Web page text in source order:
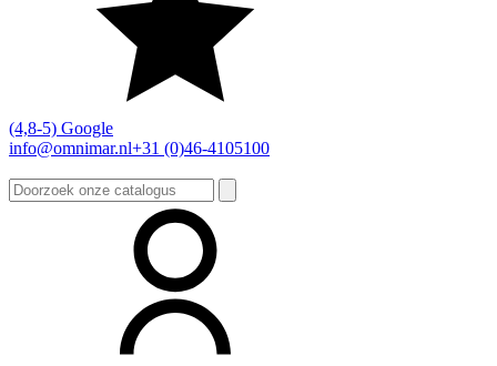
(4,8-5) Google
info@omnimar.nl+31 (0)46-4105100
Zoeken
naar: